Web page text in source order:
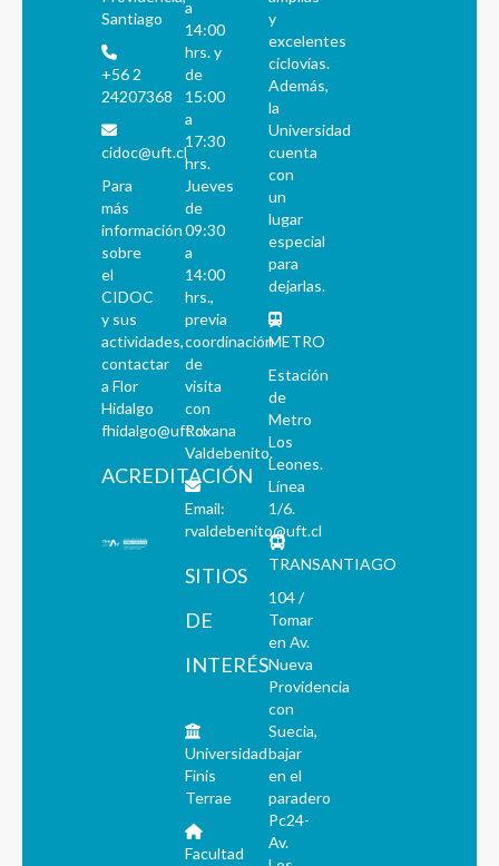
Santiago
+56 2
24207368
cidoc@uft.cl
Para
más
información
sobre
el
CIDOC
y sus
actividades,
contactar
a Flor
Hidalgo
fhidalgo@uft.cl
ACREDITACIÓN
a
14:00
hrs. y
de
15:00
a
17:30
hrs.
Jueves
de
09:30
a
14:00
hrs.,
previa
coordinación
de
visita
con
Roxana
Valdebenito.
Email:
rvaldebenito@uft.cl
SITIOS
DE
INTERÉS
Universidad
Finis
Terrae
Facultad
y
excelentes
ciclovías.
Además,
la
Universidad
cuenta
con
un
lugar
especial
para
dejarlas.
METRO
Estación
de
Metro
Los
Leones.
Línea
1/6.
TRANSANTIAGO
104 /
Tomar
en Av.
Nueva
Providencia
con
Suecia,
bajar
en el
paradero
Pc24-
Av.